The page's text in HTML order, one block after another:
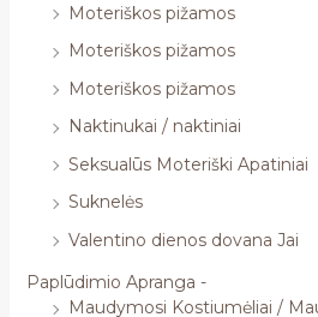
Moteriškos pižamos
Moteriškos pižamos
Moteriškos pižamos
Naktinukai / naktiniai
Seksualūs Moteriški Apatiniai
Suknelės
Valentino dienos dovana Jai
Paplūdimio Apranga -
Maudymosi Kostiumėliai /